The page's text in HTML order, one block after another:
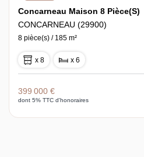
Concarneau Maison 8 Pièce(s)
CONCARNEAU (29900)
8 pièce(s) / 185 m²
x 8 x 6
399 000 €
dont 5% TTC d'honoraires